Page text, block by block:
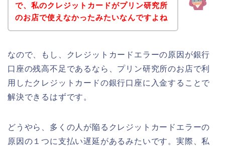
で、私のクレジットカードがプリン研究所
のお店で使えなかったみたいなんですよね
なので、もし、クレジットカードエラーの原因が銀行
口座の残高不足であるなら、プリン研究所のお店で利
用したクレジットカードの銀行口座に入金することで
解決できるはずです。
どうやら、多くの人が陥るクレジットカードエラーの
原因の１つに支払い遅延があるみたいです。実際、私